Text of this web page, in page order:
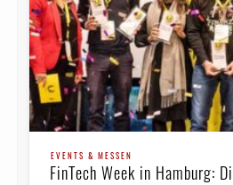
EVENTS & MESSEN
FinTech Week in Hamburg: